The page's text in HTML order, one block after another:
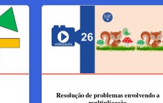
Resolução de problemas envolvendo a